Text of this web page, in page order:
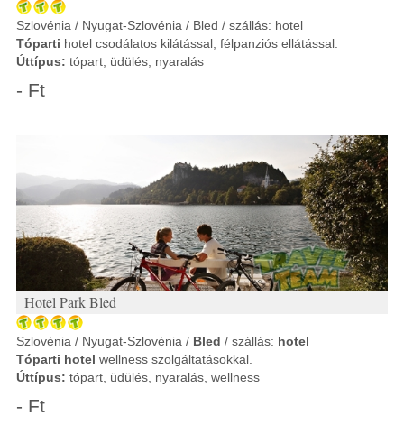
Szlovénia / Nyugat-Szlovénia / Bled / szállás: hotel
Tóparti hotel csodálatos kilátással, félpanziós ellátással.
Úttípus: tópart, üdülés, nyaralás
- Ft
Hotel Park Bled
Szlovénia / Nyugat-Szlovénia / Bled / szállás: hotel
Tóparti hotel wellness szolgáltatásokkal.
Úttípus: tópart, üdülés, nyaralás, wellness
- Ft